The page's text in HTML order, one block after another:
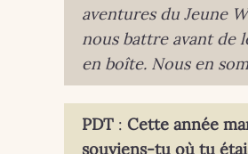
aventures du Jeune
nous battre avant de
en boîte. Nous en
PDT : Cette année
souviens-tu où tu